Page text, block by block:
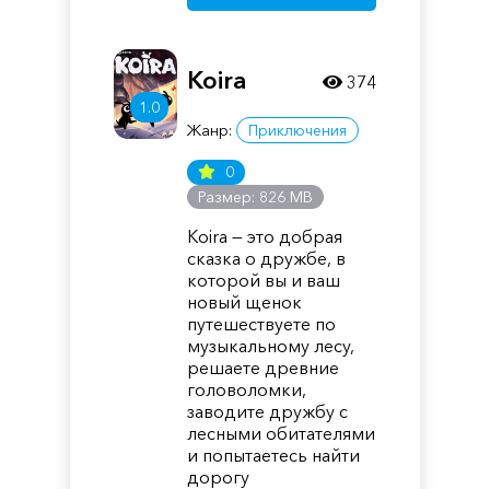
1.0
Koira
Жанр: Приключения
0
Размер: 826 MB
Koira — это добрая
сказка о дружбе, в
которой вы и ваш
новый щенок
путешествуете по
музыкальному лесу,
решаете древние
головоломки,
заводите дружбу с
лесными обитателями
и попытаетесь найти
дорогу
374